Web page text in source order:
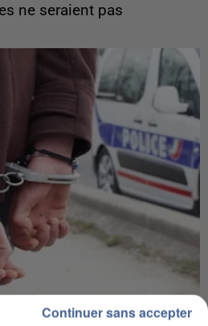
ne seraient pas
Continuer sans accepter